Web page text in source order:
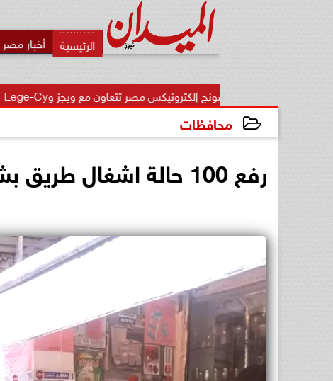
أخبار مصر
سامسونج إلكترونيكس مصر تتعاون مع ويجز وLege-Cy  في أحدث...
محافظات
رفع 100 حالة اشغال طريق بشوارع مدينة حوش عيسى